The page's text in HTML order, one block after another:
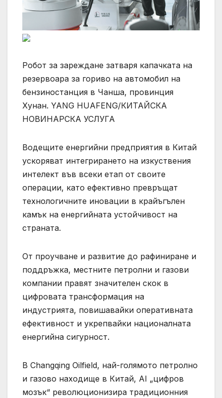
Робот за зареждане затваря капачката на
резервоара за гориво на автомобил на
бензиностанция в Чанша, провинция
Хунан. YANG HUAFENG/КИТАЙСКА
НОВИНАРСКА УСЛУГА
Водещите енергийни предприятия в Китай
ускоряват интегрирането на изкуствения
интелект във всеки етап от своите
операции, като ефективно превръщат
технологичните иновации в крайъгълен
камък на енергийната устойчивост на
страната.
От проучване и развитие до рафиниране и
поддръжка, местните петролни и газови
компании правят значителен скок в
цифровата трансформация на
индустрията, повишавайки оперативната
ефективност и укрепвайки националната
енергийна сигурност.
В Changqing Oilfield, най-голямото петролно
и газово находище в Китай, AI „цифров
мозък“ революционизира традиционния